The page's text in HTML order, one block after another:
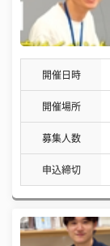
開催日時
開催場所
募集人数
申込締切